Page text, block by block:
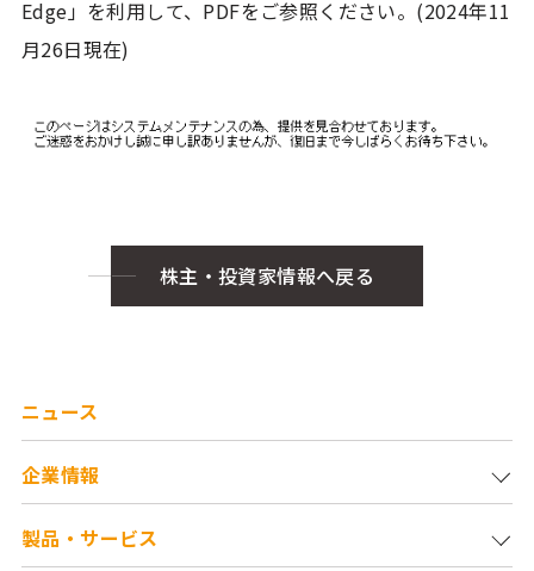
Edge」を利用して、PDFをご参照ください。(2024年11
月26日現在)
株主・投資家情報へ戻る
ニュース
企業情報
製品・サービス